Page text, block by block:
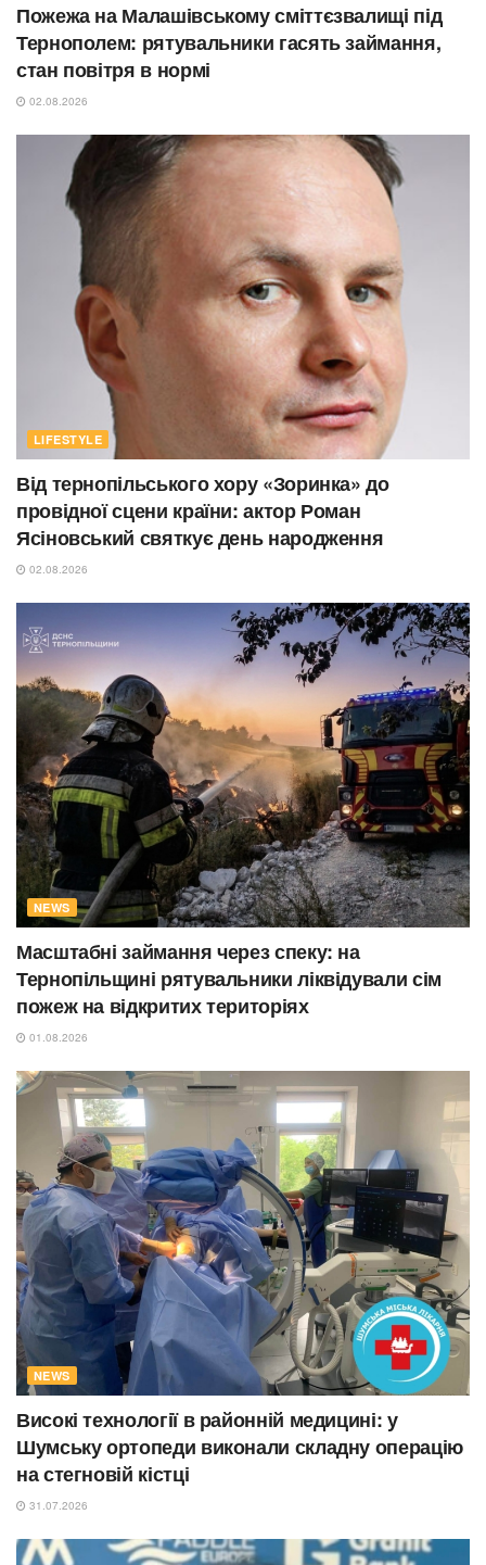
Пожежа на Малашівському сміттєзвалищі під
Тернополем: рятувальники гасять займання,
стан повітря в нормі
02.08.2026
LIFESTYLE
Від тернопільського хору «Зоринка» до
провідної сцени країни: актор Роман
Ясіновський святкує день народження
02.08.2026
NEWS
Масштабні займання через спеку: на
Тернопільщині рятувальники ліквідували сім
пожеж на відкритих територіях
01.08.2026
NEWS
Високі технології в районній медицині: у
Шумську ортопеди виконали складну операцію
на стегновій кістці
31.07.2026